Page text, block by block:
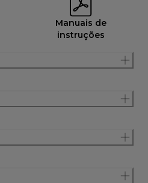
Manuais de
instruções